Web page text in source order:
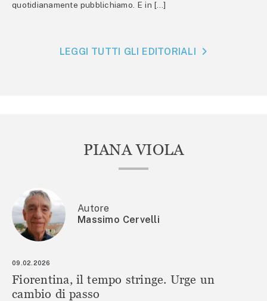
quotidianamente pubblichiamo. E in […]
LEGGI TUTTI GLI EDITORIALI
PIANA VIOLA
Autore
Massimo Cervelli
09.02.2026
Fiorentina, il tempo stringe. Urge un
cambio di passo